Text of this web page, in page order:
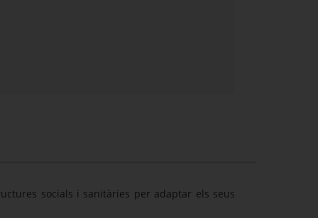
socials i sanitàries per adaptar els seus